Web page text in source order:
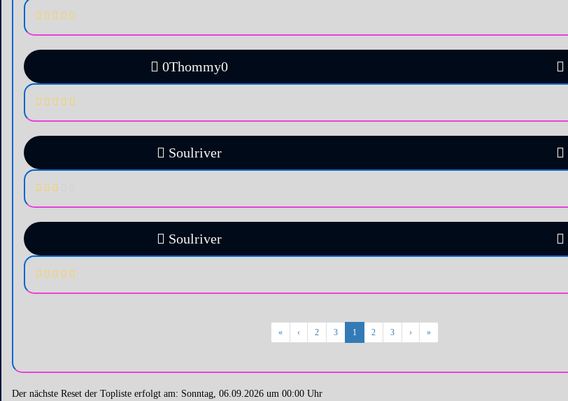
0Thommy0
Soulriver
Soulriver
« ‹ 2 3 1 2 3 › »
Der nächste Reset der Topliste erfolgt am: Sonntag, 06.09.2026 um 00:00 Uhr